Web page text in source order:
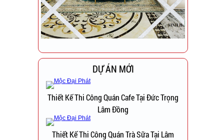
DỰ ÁN MỚI
Thiết Kế Thi Công Quán Cafe Tại Đức Trọng
Lâm Đồng
Thiết Kế Thi Công Quán Trà Sữa Tại Lâm